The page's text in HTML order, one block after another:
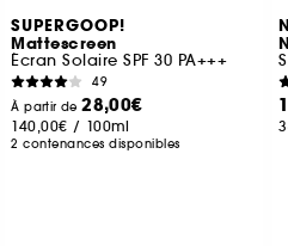
SUPERGOOP!
Mattescreen
Écran Solaire SPF 30 PA+++
49
À partir de28,00€
140,00€ / 100ml
2 contenances disponibles